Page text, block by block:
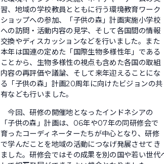
習、地域の学校教員とともに行う環境教育ワーク
ショップへの参加、「子供の森」計画実施小学校
への訪問・活動内容の見学、そして各国間の情報
交換やディスカッションなどを行いました。また
本年は国連の定めた「国際生物多様性年」である
ことから、生物多様性の視点も含めた各国の取組
内容の再評価や議論、そして来年迎えることにな
る「子供の森」計画20周年に向けたビジョンの共
有なども行いました。
今回、研修の開催地となったインドネシアの
「子供の森」計画は、06年や07年の同研修会で
育ったコーディネーターたちが中心となり、研修
で学んだことを地域の活動につなげ発展させてき
ました。研修会ではその成果を別の国や若い世